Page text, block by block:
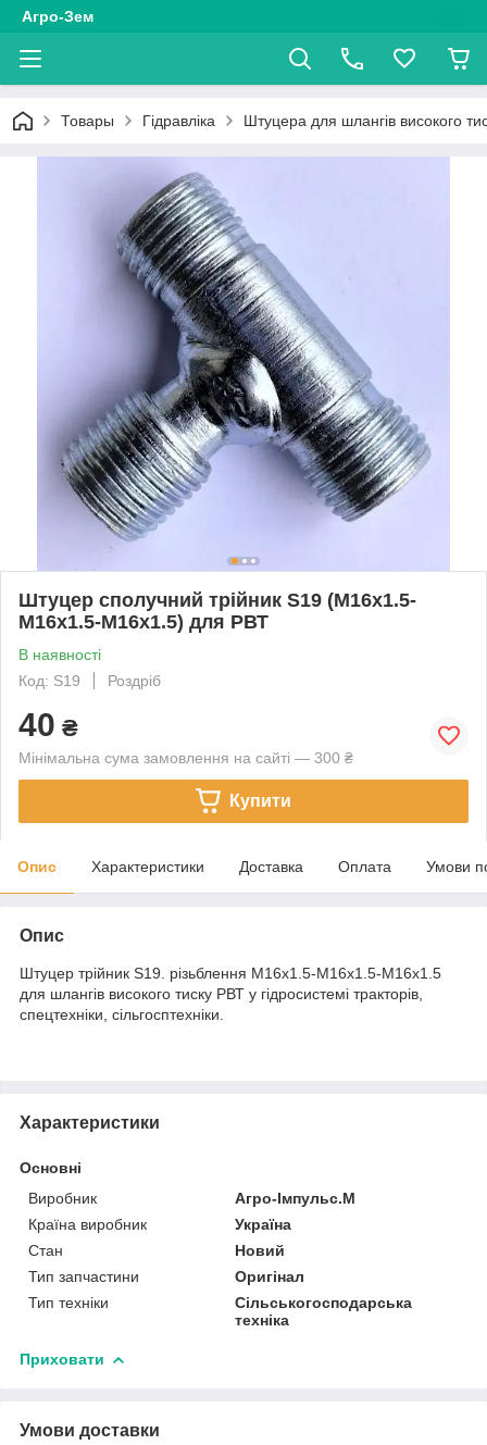
Агро-Зем
Товары Гідравліка Штуцера для шлангів високого
Штуцер сполучний трійник S19 (М16х1.5-
М16х1.5-М16х1.5) для РВТ
В наявності
Код: S19
Роздріб
40 ₴
Мінімальна сума замовлення на сайті — 300 ₴
Купити
Опис Характеристики Доставка Оплата Умови
Опис
Штуцер трійник S19. різьблення М16х1.5-М16х1.5-М16х1.5
для шлангів високого тиску РВТ у гідросистемі тракторів,
спецтехніки, сільгосптехніки.
Характеристики
Основні
Виробник
Агро-Імпульс.М
Країна виробник
Україна
Стан
Новий
Тип запчастини
Оригінал
Тип техніки
Сільськогосподарська
техніка
Приховати
Умови доставки